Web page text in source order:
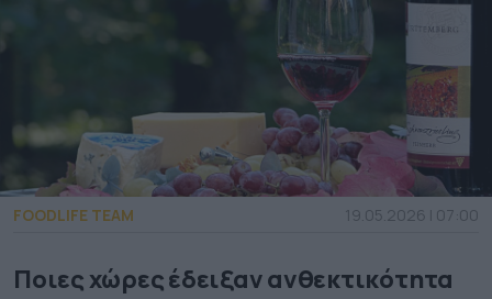
FOODLIFE TEAM 19.05.2026 | 07:00
Ποιες χώρες έδειξαν ανθεκτικότητα